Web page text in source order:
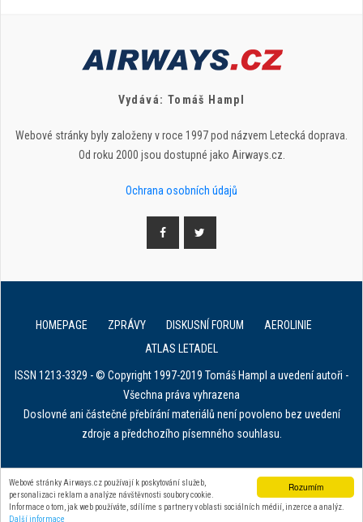
Rozumím
Webové stránky Airways.cz používají k poskytování služeb,
personalizaci reklam a analýze návštěvnosti soubory cookie.
Informace o tom, jak web používáte, sdílíme s partnery v oblasti sociálních médií, inzerce a analýz.
Další informace
Vydává: Tomáš Hampl
Webové stránky byly založeny v roce 1997 pod názvem Letecká doprava.
Od roku 2000 jsou dostupné jako Airways.cz.
Ochrana osobních údajů
HOMEPAGE ZPRÁVY DISKUSNÍ FORUM
AEROLINIE
ATLAS LETADEL
ISSN 1213-3329 - © Copyright 1997-2019 Tomáš Hampl a uvedení autoři -
Všechna práva vyhrazena
Doslovné ani částečné přebírání materiálů není povoleno bez uvedení
zdroje a předchozího písemného souhlasu.
E. in ART for african IVF clinics
Zařízení na stahování dat z tachografu